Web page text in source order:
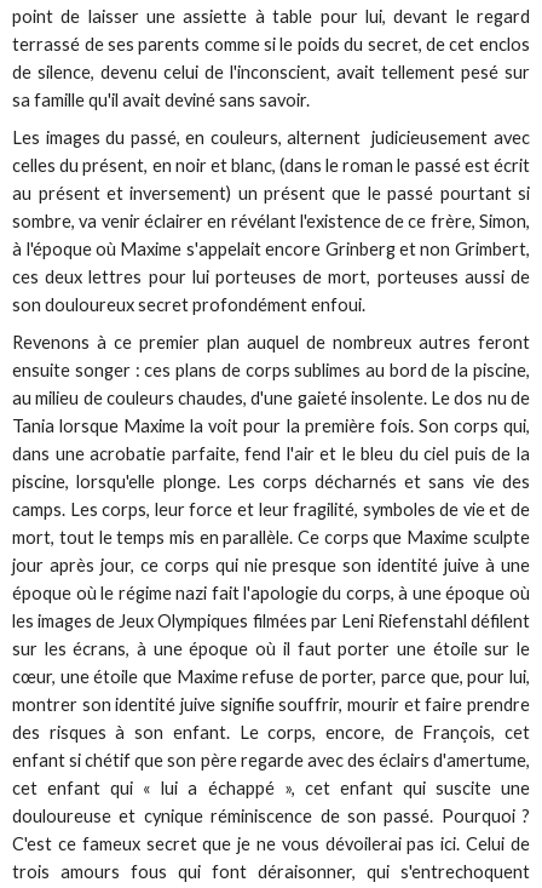
point de laisser une assiette à table pour lui, devant le regard
terrassé de ses parents comme si le poids du secret, de cet enclos
de silence, devenu celui de l'inconscient, avait tellement pesé sur
sa famille qu'il avait deviné sans savoir.
Les images du passé, en couleurs, alternent judicieusement avec
celles du présent, en noir et blanc, (dans le roman le passé est écrit
au présent et inversement) un présent que le passé pourtant si
sombre, va venir éclairer en révélant l'existence de ce frère, Simon,
à l'époque où Maxime s'appelait encore Grinberg et non Grimbert,
ces deux lettres pour lui porteuses de mort, porteuses aussi de
son douloureux secret profondément enfoui.
Revenons à ce premier plan auquel de nombreux autres feront
ensuite songer : ces plans de corps sublimes au bord de la piscine,
au milieu de couleurs chaudes, d'une gaieté insolente. Le dos nu de
Tania lorsque Maxime la voit pour la première fois. Son corps qui,
dans une acrobatie parfaite, fend l'air et le bleu du ciel puis de la
piscine, lorsqu'elle plonge. Les corps décharnés et sans vie des
camps. Les corps, leur force et leur fragilité, symboles de vie et de
mort, tout le temps mis en parallèle. Ce corps que Maxime sculpte
jour après jour, ce corps qui nie presque son identité juive à une
époque où le régime nazi fait l'apologie du corps, à une époque où
les images de Jeux Olympiques filmées par Leni Riefenstahl défilent
sur les écrans, à une époque où il faut porter une étoile sur le
cœur, une étoile que Maxime refuse de porter, parce que, pour lui,
montrer son identité juive signifie souffrir, mourir et faire prendre
des risques à son enfant. Le corps, encore, de François, cet
enfant si chétif que son père regarde avec des éclairs d'amertume,
cet enfant qui « lui a échappé », cet enfant qui suscite une
douloureuse et cynique réminiscence de son passé. Pourquoi ?
C'est ce fameux secret que je ne vous dévoilerai pas ici. Celui de
trois amours fous qui font déraisonner, qui s'entrechoquent